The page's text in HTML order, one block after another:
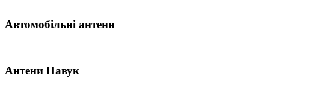
Автомобільні антени
Антени Павук